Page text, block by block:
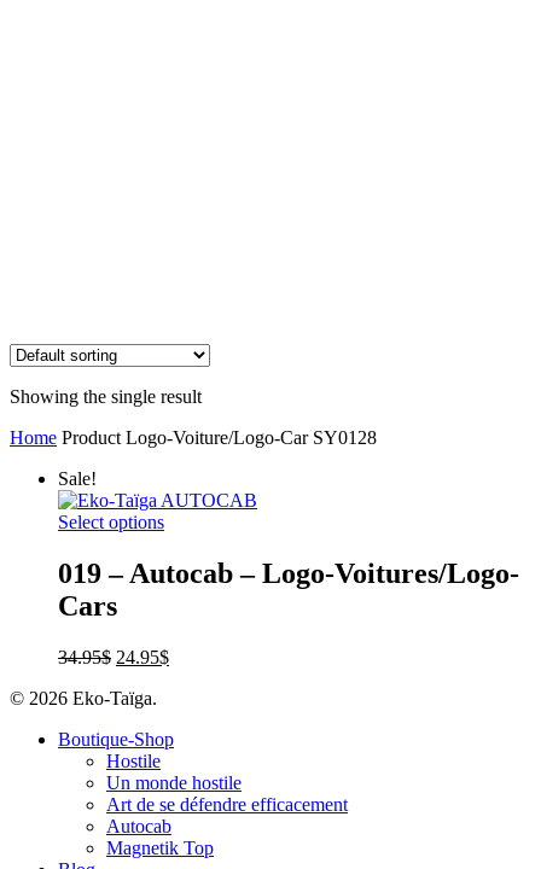
Showing the single result
Home Product Logo-Voiture/Logo-Car SY0128
Sale!
Select options
019 – Autocab – Logo-Voitures/Logo-
Cars
34.95$ 24.95$
© 2026 Eko-Taïga.
Boutique-Shop
Hostile
Un monde hostile
Art de se défendre efficacement
Autocab
Magnetik Top